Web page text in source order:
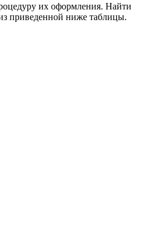
их оформления. Найти
приведенной ниже таблицы.